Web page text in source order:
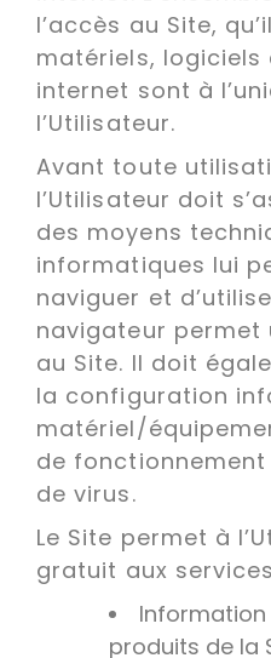
l’accès au Site,
matériels, logiciels
internet sont à
l’Utilisateur.
Avant toute
l’Utilisateur doit
des moyens
informatiques lui
naviguer et
navigateur permet
au Site. Il doit
la configuration
matériel/
de
de virus.
Le Site permet à
gratuit aux
produits de la